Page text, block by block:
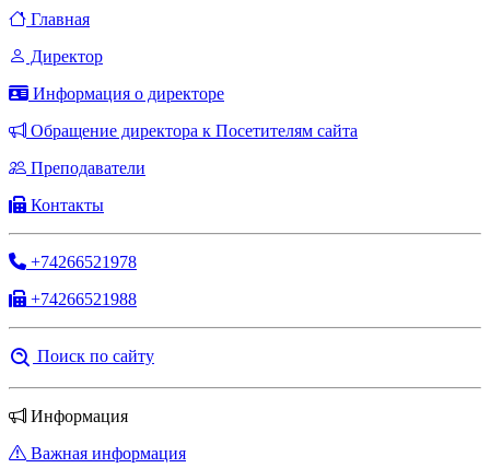
Главная
Директор
Информация о директоре
Обращение директора к Посетителям сайта
Преподаватели
Контакты
+74266521978
+74266521988
Поиск по сайту
Информация
Важная информация